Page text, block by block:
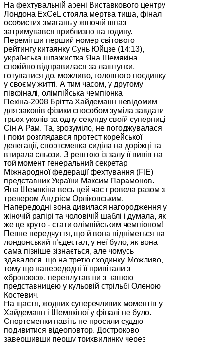
На фехтувальній арені Виставкового центру
Лондона ExCeL стояла мертва тиша, фінал
особистих змагань у жіночій шпазі
затримувався приблизно на годину.
Перемігши перший номер світового
рейтингу китаянку Сунь Юйцзе (14:13),
українська шпажистка Яна Шемякіна
спокійно відправилася за лаштунки,
готуватися до, можливо, головного поєдинку
у своєму житті. А тим часом, у другому
півфіналі, олімпійська чемпіонка
Пекіна-2008 Брітта Хайдеманн невідомим
для законів фізики способом зуміла завдати
трьох уколів за одну секунду своїй суперниці
Сін А Рам. Та, зрозуміло, не погоджувалася,
і поки розглядався протест корейської
делегації, спортсменка сиділа на доріжці та
втирала сльози. З рештою із залу її вивів на
той момент генеральний секретар
Міжнародної федерації фехтування (FIE)
представник України Максим Парамонов.
Яна Шемякіна весь цей час провела разом з
тренером Андрієм Орліковським.
Напередодні вона дивилася нагородження у
жіночій рапірі та чоловічій шаблі і думала, як
же це круто - стати олімпійським чемпіоном!
Певне передчуття, що й вона підніметься на
лондонський п’єдестал, у неї було, як вона
сама пізніше зізнається, але чомусь
здавалося, що на третю сходинку. Можливо,
тому що напередодні її привітали з
«бронзою», переплутавши з нашою
представницею у кульовій стрільбі Оленою
Костевич.
На щастя, жодних суперечливих моментів у
Хайдеманн і Шемякіної у фіналі не було.
Спортсменки навіть не просили суддю
подивитися відеоповтор. Достроково
завершивши першу трихвилинку через